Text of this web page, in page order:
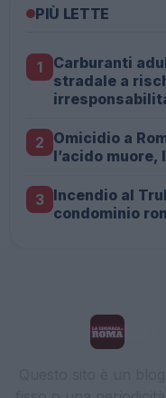
PIÙ LETTE
1
Carburanti
stradale a
2 Omicidio a
l’acido
3 Incendio al
condominio